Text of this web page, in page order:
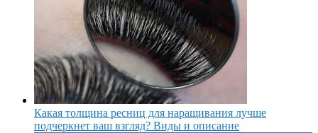
Какая толщина ресниц для наращивания лучше
подчеркнет ваш взгляд? Виды и описание